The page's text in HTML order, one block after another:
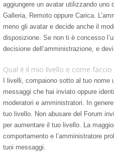
aggiungere un avatar utilizzando uno
Galleria, Remoto oppure Carica.
meno gli avatar e decide anche il
disposizione. Se non ti è concesso
decisione dell’amministrazione, e
Qual è il mio livello e come faccio
I livelli, compaiono sotto al tuo
messaggi che hai inviato oppure
moderatori e amministratori. In
tuo livello. Non abusare del Forum
per aumentare il tuo livello. La
comportamento e l’amministratore
tuoi messaggi.